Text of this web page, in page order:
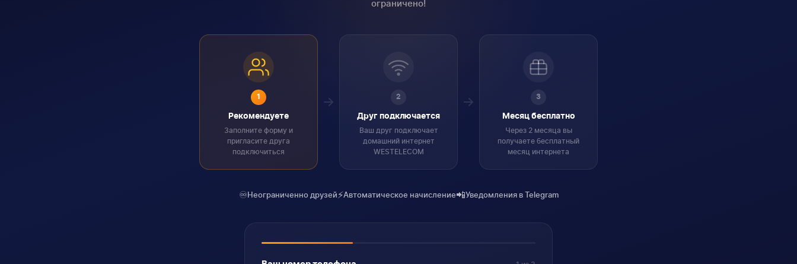
ограничено!
1
Рекомендуете
Заполните форму и
пригласите друга
подключиться
2
Друг подключается
Ваш друг подключает
домашний интернет
WESTELECOM
3
Месяц бесплатно
Через 2 месяца вы
получаете бесплатный
месяц интернета
♾️Неограниченно друзей⚡Автоматическое начисление📲Уведомления в Telegram